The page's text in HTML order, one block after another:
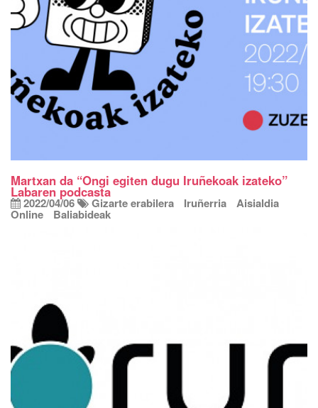
Martxan da “Ongi egiten dugu Iruñekoak izateko”
Labaren podcasta
2022/04/06 Gizarte erabilera Iruñerria Aisialdia
Online Baliabideak